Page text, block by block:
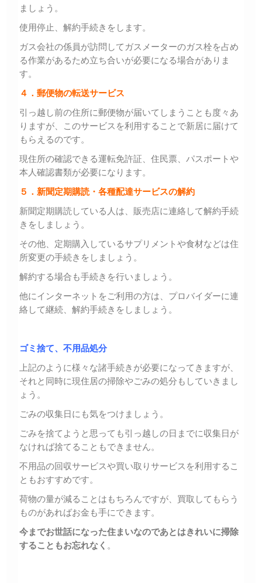
ましょう。
使用停止、解約手続きをします。
ガス会社の係員が訪問してガスメーターのガス栓を占め
る作業があるため立ち合いが必要になる場合がありま
す。
４．郵便物の転送サービス
引っ越し前の住所に郵便物が届いてしまうことも度々あ
りますが、このサービスを利用することで新居に届けて
もらえるのです。
現住所の確認できる運転免許証、住民票、パスポートや
本人確認書類が必要になります。
５．新聞定期購読・各種配達サービスの解約
新聞定期購読している人は、販売店に連絡して解約手続
きをしましょう。
その他、定期購入しているサプリメントや食材などは住
所変更の手続きをしましょう。
解約する場合も手続きを行いましょう。
他にインターネットをご利用の方は、プロバイダーに連
絡して継続、解約手続きをしましょう。
ゴミ捨て、不用品処分
上記のように様々な諸手続きが必要になってきますが、
それと同時に現住居の掃除やごみの処分もしていきまし
ょう。
ごみの収集日にも気をつけましょう。
ごみを捨てようと思っても引っ越しの日までに収集日が
なければ捨てることもできません。
不用品の回収サービスや買い取りサービスを利用するこ
ともおすすめです。
荷物の量が減ることはもちろんですが、買取してもらう
ものがあればお金も手にできます。
今までお世話になった住まいなのであとはきれいに掃除
することもお忘れなく 。